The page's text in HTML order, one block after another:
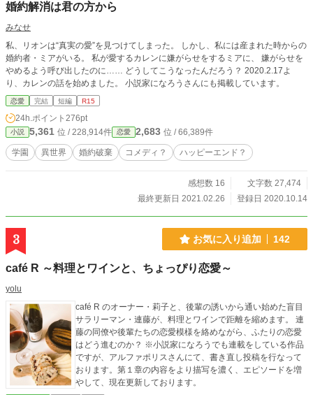
婚約解消は君の方から
みなせ
私、リオンは“真実の愛”を見つけてしまった。 しかし、私には産まれた時からの
婚約者・ミアがいる。 私が愛するカレンに嫌がらせをするミアに、 嫌がらせを
やめるよう呼び出したのに…… どうしてこうなったんだろう？ 2020.2.17よ
り、カレンの話を始めました。 小説家になろうさんにも掲載しています。
恋愛 完結 短編 R15
24h.ポイント 276pt
小説 5,361 位 / 228,914件 恋愛 2,683 位 / 66,389件
学園 異世界 婚約破棄 コメディ？ ハッピーエンド？
感想数 16
文字数 27,474
最終更新日 2021.02.26
登録日 2020.10.14
3 お気に入り追加 142
café R ～料理とワインと、ちょっぴり恋愛～
yolu
café R のオーナー・莉子と、後輩の誘いから通い始めた盲目
サラリーマン・連藤が、料理とワインで距離を縮めます。 連
藤の同僚や後輩たちの恋愛模様を絡めながら、ふたりの恋愛
はどう進むのか？ ※小説家になろうでも連載をしている作品
ですが、アルファポリスさんにて、書き直し投稿を行なって
おります。第１章の内容をより描写を濃く、エピソードを増
やして、現在更新しております。